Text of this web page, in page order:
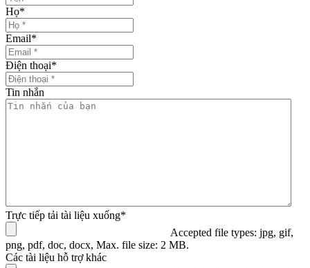
Họ*
Email*
Điện thoại*
Tin nhắn
Trực tiếp tải tài liệu xuống*
Accepted file types: jpg, gif,
png, pdf, doc, docx, Max. file size: 2 MB.
Các tài liệu hỗ trợ khác